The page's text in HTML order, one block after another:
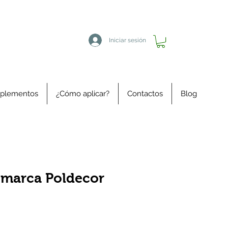
Iniciar sesión
¿Cómo aplicar? Contactos Blog
Poldecor